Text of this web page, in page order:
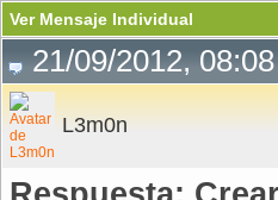
Ver Mensaje Individual
21/09/2012, 08:08
L3m0n